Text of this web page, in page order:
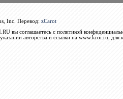
Inc. Перевод: zCarot
вы соглашаетесь с политикой
авторства и ссылки на www.kroi.ru, для